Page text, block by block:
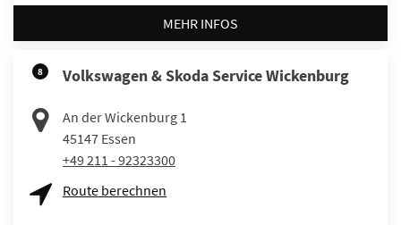
MEHR INFOS
8 Volkswagen & Skoda Service Wickenburg
An der Wickenburg 1
45147 Essen
+49 211 - 92323300
Route berechnen